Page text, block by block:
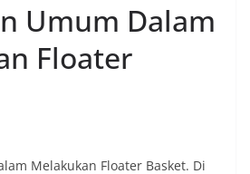
Umum Dalam
Floater
Melakukan Floater Basket. Di